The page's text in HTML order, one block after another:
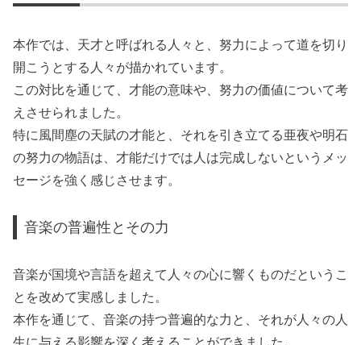
本作では、天才と呼ばれる人々と、努力によって道を切り
開こうとする人々が描かれています。
この対比を通じて、才能の意味や、努力の価値について考
えさせられました。
特に風間塵の天賦の才能と、それを引き立てる亜夜や明石
の努力の物語は、才能だけでは人は完成しないというメッ
セージを強く感じさせます。
音楽の普遍性とその力
音楽が国境や言語を超えて人々の心に響くものだというこ
とを改めて実感しました。
本作を通じて、音楽の持つ普遍的な力と、それが人々の人
生に与える影響を深く考えることができました。